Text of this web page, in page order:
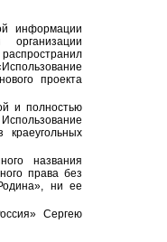
информации
проекта
и полностью
названия
права без
ни ее
Сергею